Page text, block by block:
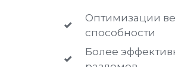
Оптимизации
способности
Более